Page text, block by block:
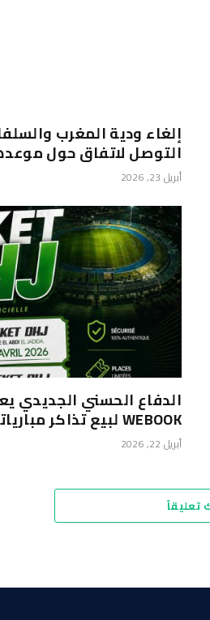
إلغاء ودية المغرب
التوصل لاتفاق حول
أبريل 23, 2026
الدفاع الحسني الجديدي
WEBOOK لبيع تذاكر مبارياته
أبريل 22, 2026
تعليقاً